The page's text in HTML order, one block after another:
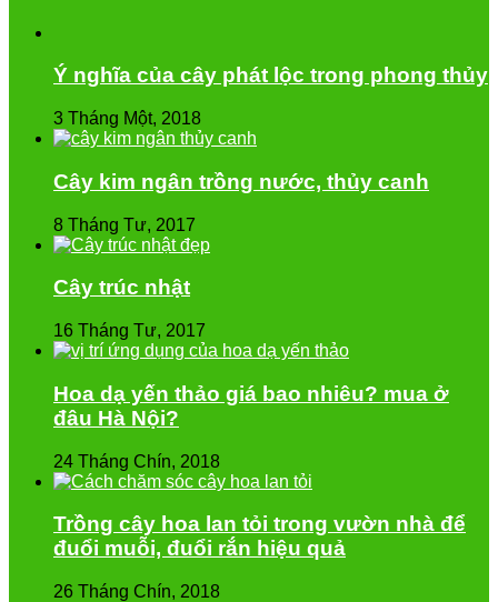
Ý nghĩa của cây phát lộc trong phong thủy
3 Tháng Một, 2018
Cây kim ngân trồng nước, thủy canh
8 Tháng Tư, 2017
Cây trúc nhật
16 Tháng Tư, 2017
Hoa dạ yến thảo giá bao nhiêu? mua ở
đâu Hà Nội?
24 Tháng Chín, 2018
Trồng cây hoa lan tỏi trong vườn nhà để
đuổi muỗi, đuổi rắn hiệu quả
26 Tháng Chín, 2018